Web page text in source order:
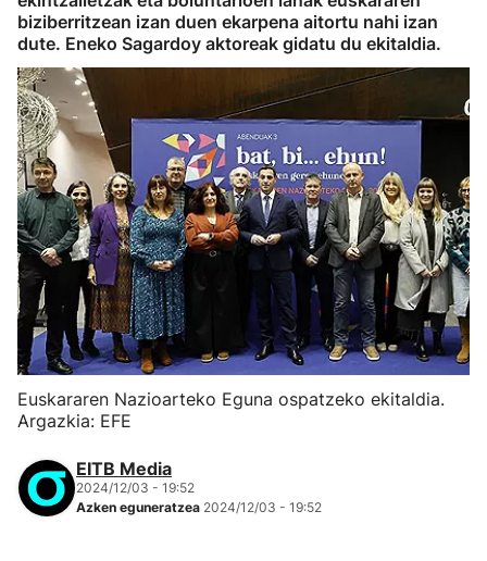
biziberritzean izan duen ekarpena aitortu nahi izan
dute. Eneko Sagardoy aktoreak gidatu du ekitaldia.
Euskararen Nazioarteko Eguna ospatzeko ekitaldia.
Argazkia: EFE
EITB Media
2024/12/03 - 19:52
Azken eguneratzea 2024/12/03 - 19:52